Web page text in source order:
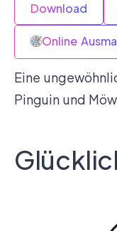
Download
Online
Eine
Pinguin und